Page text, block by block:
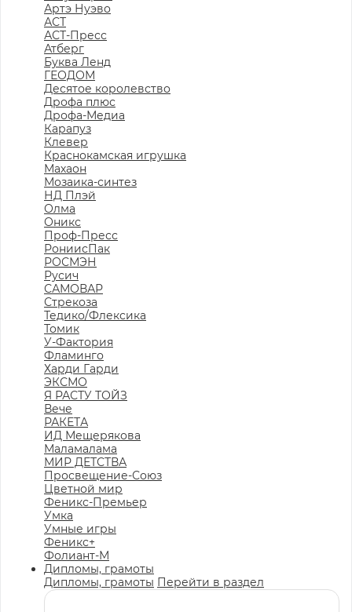
Артэ Нуэво
АСТ
АСТ-Пресс
Атберг
Буква Ленд
ГЕОДОМ
Десятое королевство
Дрофа плюс
Дрофа-Медиа
Карапуз
Клевер
Краснокамская игрушка
Махаон
Мозаика-синтез
НД Плэй
Олма
Оникс
Проф-Пресс
РониисПак
РОСМЭН
Русич
САМОВАР
Стрекоза
Тедико/Флексика
Томик
У-Фактория
Фламинго
Харди Гарди
ЭКСМО
Я РАСТУ ТОЙЗ
Вече
РАКЕТА
ИД Мещерякова
Маламалама
МИР ДЕТСТВА
Просвещение-Союз
Цветной мир
Феникс-Премьер
Умка
Умные игры
Феникс+
Фолиант-М
Дипломы, грамоты
Дипломы, грамоты Перейти в раздел